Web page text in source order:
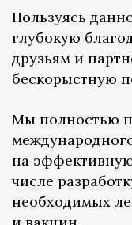
Пользуясь
глубокую
друзьям и
бескорыстную
Мы полностью
на
числе
необходимых